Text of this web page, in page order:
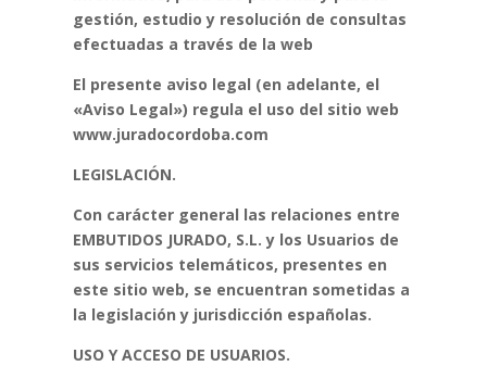
gestión, estudio y resolución de consultas
efectuadas a través de laweb
El presente aviso legal (en adelante, el
«Aviso Legal») regula el uso del sitio web
www.juradocordoba.com
LEGISLACIÓN.
Con carácter general las relaciones entre
EMBUTIDOS JURADO, S.L. y los Usuarios de
sus servicios telemáticos, presentes en
este sitio web, se encuentran sometidas a
la legislación y jurisdicción españolas.
USO Y ACCESO DE USUARIOS.